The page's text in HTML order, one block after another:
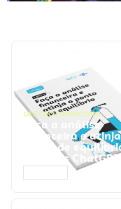
GESTÃO FINANCEIRA
Faça a análise
financeira e
ponto de
Prompts ChatGPT